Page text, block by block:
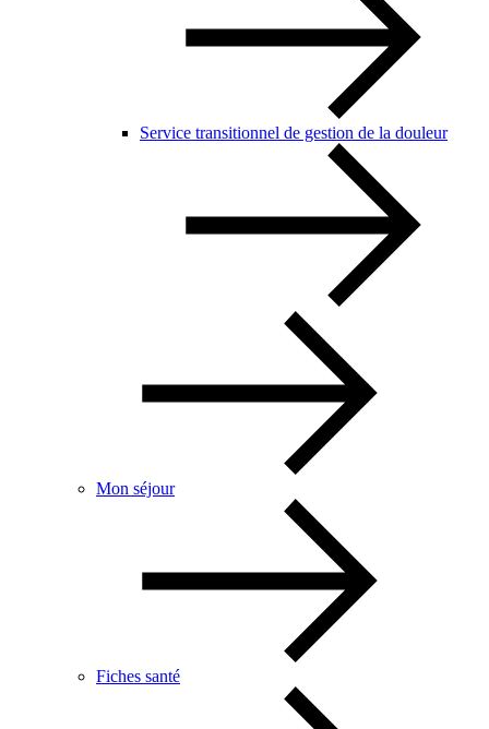
Service transitionnel de gestion de la douleur
Mon séjour
Fiches santé